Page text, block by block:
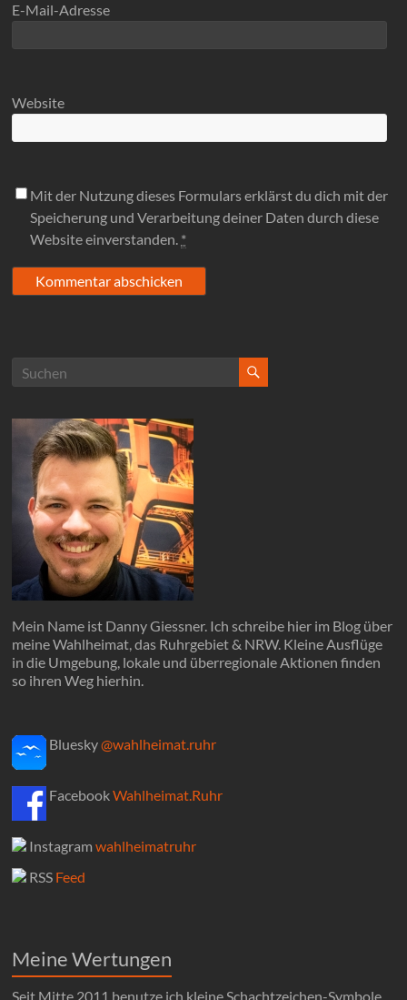
E-Mail-Adresse
Website
Mit der Nutzung dieses Formulars erklärst du dich mit der
Speicherung und Verarbeitung deiner Daten durch diese
Website einverstanden. *
Mein Name ist Danny Giessner. Ich schreibe hier im Blog über
meine Wahlheimat, das Ruhrgebiet & NRW. Kleine Ausflüge
in die Umgebung, lokale und überregionale Aktionen finden
so ihren Weg hierhin.
Bluesky@wahlheimat.ruhr
FacebookWahlheimat.Ruhr
Instagramwahlheimatruhr
RSS Feed
Meine Wertungen
Seit Mitte 2011 benutze ich kleine Schachtzeichen-Symbole